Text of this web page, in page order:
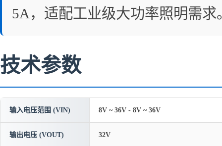
5A，适配工业级大功率照明需求
技术参数
输入电压范围 (VIN) 8V ~ 36V - 8V ~ 36V
输出电压 (VOUT) 32V